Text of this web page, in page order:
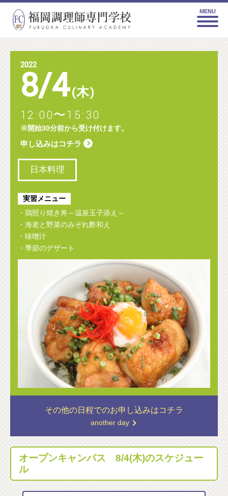
MENU
2022
8/4(木)
12:00〜15:30
※開始30分前から受け付けます。
申し込みはコチラ
日本料理
実習メニュー
・鶏照り焼き丼～温泉玉子添え～
・海老と野菜のみぞれ酢和え
・味噌汁
・季節のデザート
その他の日程でのお申し込みはコチラ
another day
オープンキャンパス 8/4(木)のスケジュー
ル